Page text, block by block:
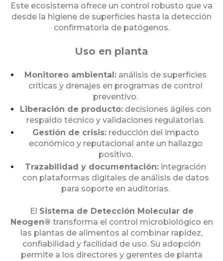
Este ecosistema ofrece un control robusto que va
desde la higiene de superficies hasta la detección
confirmatoria de patógenos.
Uso en planta
Monitoreo ambiental: análisis de superficies
críticas y drenajes en programas de control
preventivo.
Liberación de producto: decisiones ágiles con
respaldo técnico y validaciones regulatorias.
Gestión de crisis:reducción del impacto
económico y reputacional ante un hallazgo
positivo.
Trazabilidad y documentación: integración
con plataformas digitales de análisis de datos
para soporte en auditorías.
El Sistema de Detección Molecular de
Neogen® transforma el control microbiológico en
las plantas de alimentos al combinar rapidez,
confiabilidad y facilidad de uso. Su adopción
permite a los directores y gerentes de planta